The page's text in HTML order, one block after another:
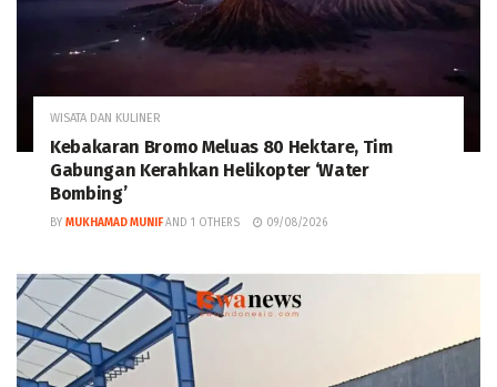
WISATA DAN KULINER
Kebakaran Bromo Meluas 80 Hektare, Tim
Gabungan Kerahkan Helikopter ‘Water
Bombing’
BY MUKHAMAD MUNIF AND 1 OTHERS 09/08/2026